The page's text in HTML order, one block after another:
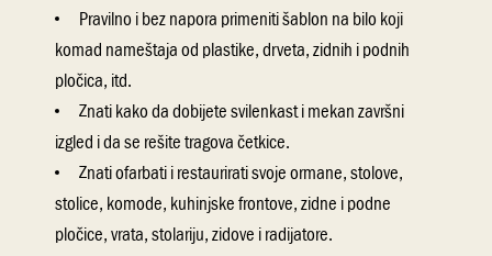
Pravilno i bez napora primenitišablon na bilo koji
komad nameštaja od plastike, drveta, zidnih i podnih
pločica, itd.
Znati kako da dobijetesvilenkasti mekan završni
izgled i da se rešite tragova četkice.
Znati ofarbati i restaurirati svoje ormane, stolove,
stolice, komode, kuhinjske frontove, zidne i podne
pločice, vrata, stolariju, zidove i radijatore.